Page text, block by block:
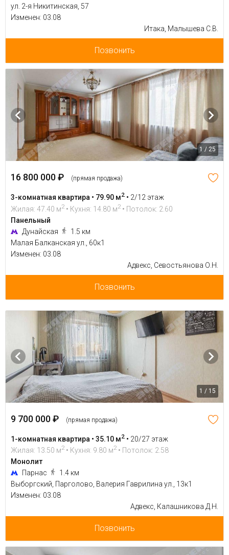
ул. 2-я Никитинская, 57
Изменен: 03.08
Итака, Малышева С.В.
Позвонить
1 / 25
16 800 000 ₽ (прямая продажа)
3-комнатная квартира • 79.90 м2 • 2/12 этаж
Жилая: 47.40 м2 • Кухня: 14.80 м2 • Потолок: 2.60
Панельный
Дунайская
1.5 км
Малая Балканская ул., 60к1
Изменен: 03.08
Адвекс, Севостьянова О.Н.
Позвонить
1 / 15
9 700 000 ₽ (прямая продажа)
1-комнатная квартира • 35.10 м2 • 20/27 этаж
Жилая: 13.50 м2 • Кухня: 9.80 м2 • Потолок: 2.58
Монолит
Парнас
1.4 км
Выборгский, Парголово, Валерия Гаврилина ул., 13к1
Изменен: 03.08
Адвекс, Калашникова Д.Н.
Позвонить